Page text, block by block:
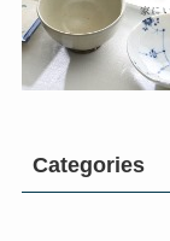
Categories